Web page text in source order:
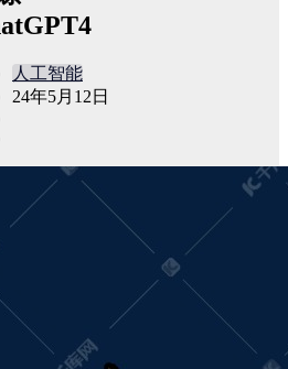
人工智能
24年5月12日